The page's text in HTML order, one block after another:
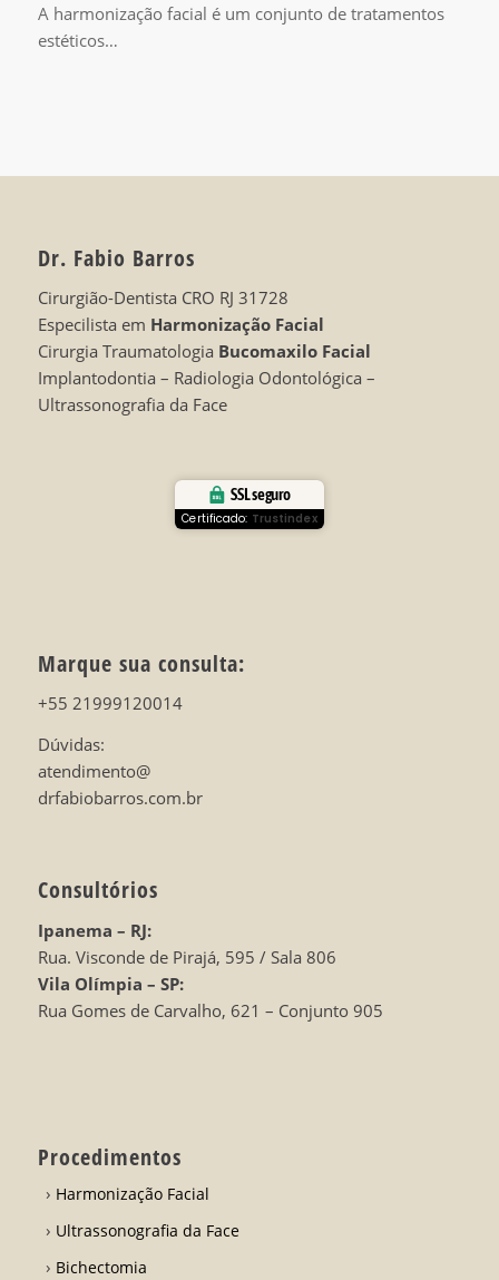
A harmonização facial é um conjunto de tratamentos
estéticos…
Dr. Fabio Barros
Cirurgião-Dentista CRO RJ 31728
Especilista em Harmonização Facial
Cirurgia Traumatologia Bucomaxilo Facial
Implantodontia – Radiologia Odontológica –
Ultrassonografia da Face
SSL seguro
Certificado: Trustindex
Marque sua consulta:
+55 21999120014
Dúvidas:
atendimento@
drfabiobarros.com.br
Consultórios
Ipanema – RJ:
Rua. Visconde de Pirajá, 595 / Sala 806
Vila Olímpia – SP:
Rua Gomes de Carvalho, 621 – Conjunto 905
Procedimentos
Harmonização Facial
Ultrassonografia da Face
Bichectomia